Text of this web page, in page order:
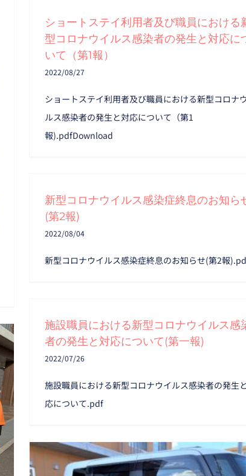
ショートステイ利用者及び職員における
型コロナウイルス感染者の発生と対応に
いて（第1報）
2022/08/27
ショートステイ利用者及び職員における新型コロナ
ルス感染者の発生と対応について（第1
報).pdfDownload
新型コロナウイルス感染症終息のお知ら
(第2報)
2022/08/04
新型コロナウイルス感染症終息のお知らせ(第2報
施設職員における新型コロナウイルス感
者の発生と対応について(第一報)
2022/07/26
施設職員における新型コロナウイルス感染者の発生
応について.pdf